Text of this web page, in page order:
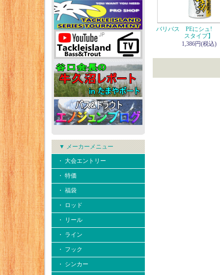
▼ メーカーメニュー
・ 大会エントリー
・ 特価
・ 福袋
・ ロッド
・ リール
・ ライン
・ フック
・ シンカー
バリバス PEにシュ!
スタイプ】
1,386円(税込)